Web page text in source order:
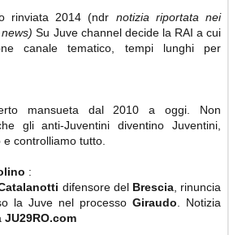
rinviata 2014 (ndr notizia riportata nei
Su Juve channel decide la RAI a cui
canale tematico, tempi lunghi per
mansueta dal 2010 a oggi. Non
gli anti-Juventini diventino Juventini,
controlliamo tutto.
:
difensore del Brescia, rinuncia
la Juve nel processo Giraudo . Notizia
JU29RO.com